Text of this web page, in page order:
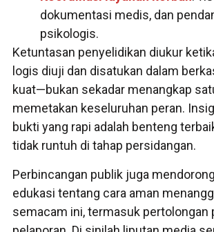
dokumentasi medis, dan
psikologis.
Ketuntasan penyelidikan diukur
logis diuji dan disatukan dalam
kuat—bukan sekadar menangkap
memetakan keseluruhan peran.
bukti yang rapi adalah benteng
tidak runtuh di tahap persidangan.
Perbincangan publik juga
edukasi tentang cara aman
semacam ini, termasuk pertolongan